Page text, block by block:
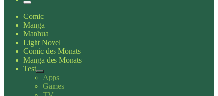
Menü
Comic
Manga
Manhua
Light Novel
Comic des Monats
Manga des Monats
Test
Apps
Games